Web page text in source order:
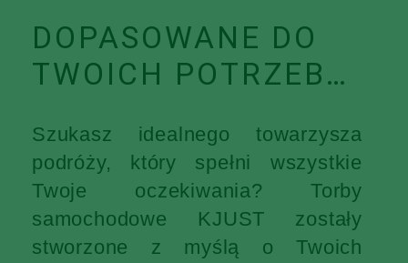
DOPASOWANE DO
TWOICH POTRZEB…
Szukasz idealnego towarzysza
podróży, który spełni wszystkie
Twoje oczekiwania? Torby
samochodowe KJUST zostały
stworzone z myślą o Twoich